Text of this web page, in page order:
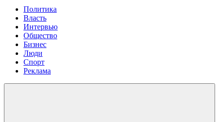
Политика
Власть
Интервью
Общество
Бизнес
Люди
Спорт
Реклама